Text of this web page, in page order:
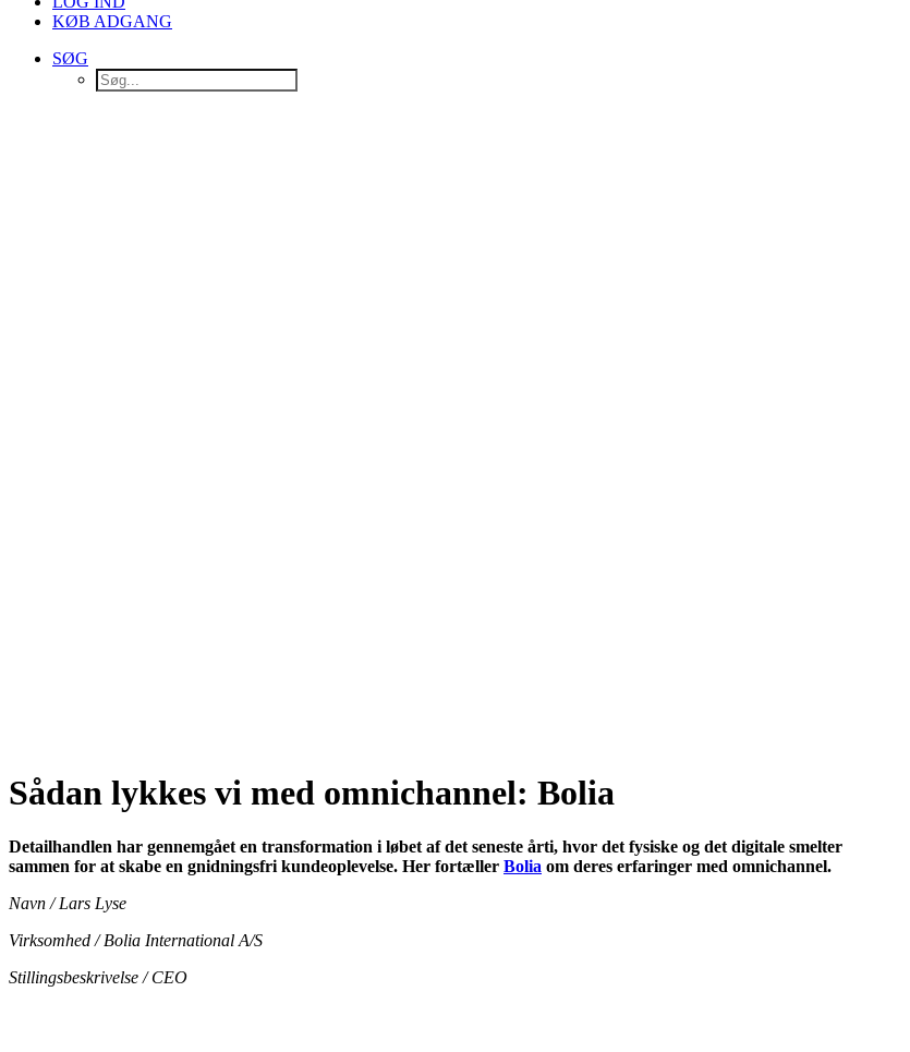
KØB ADGANG
SØG
Sådan lykkes vi med omnichannel: Bolia
Detailhandlen har gennemgået en transformation i løbet af det seneste årti, hvor det fysiske og det digitale smelter
sammen for at skabe en gnidningsfri kundeoplevelse. Her fortæller Bolia om deres erfaringer med omnichannel.
Navn / Lars Lyse
Virksomhed / Bolia International A/S
Stillingsbeskrivelse / CEO